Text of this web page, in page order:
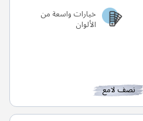
خيارات واسعة من
الألوان
نصف لامع